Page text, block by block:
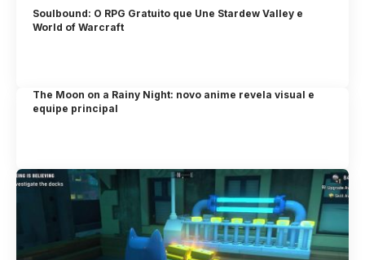
Soulbound: O RPG Gratuito que Une Stardew Valley e
World of Warcraft
The Moon on a Rainy Night: novo anime revela visual e
equipe principal